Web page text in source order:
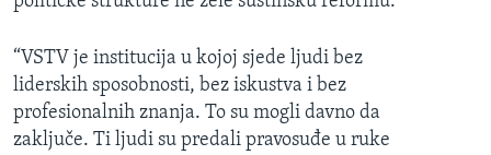
“VSTV je institucija u kojoj sjede ljudi bez
liderskih sposobnosti, bez iskustva i bez
profesionalnih znanja. To su mogli davno da
zaključe. Ti ljudi su predali pravosuđe u ruke